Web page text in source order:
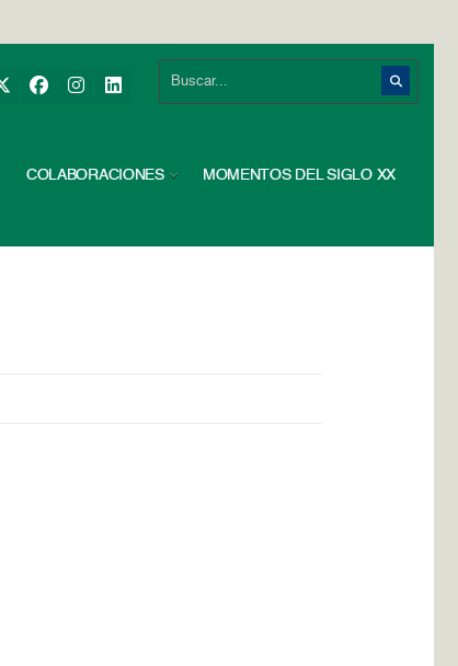
COLABORACIONES MOMENTOS DEL SIGLO XX